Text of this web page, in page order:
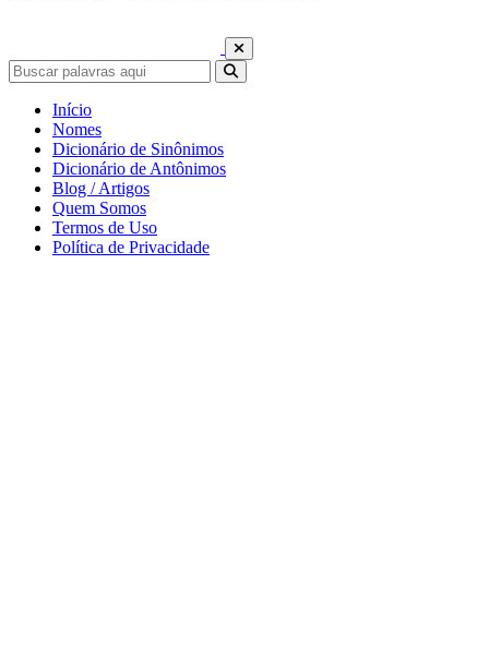
Início
Nomes
Dicionário de Sinônimos
Dicionário de Antônimos
Blog / Artigos
Quem Somos
Termos de Uso
Política de Privacidade